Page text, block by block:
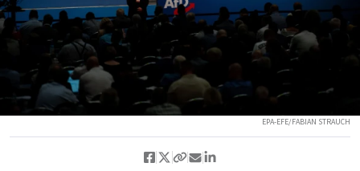
EPA-EFE/FABIAN STRAUCH